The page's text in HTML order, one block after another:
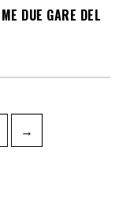
DUE GARE DEL
→